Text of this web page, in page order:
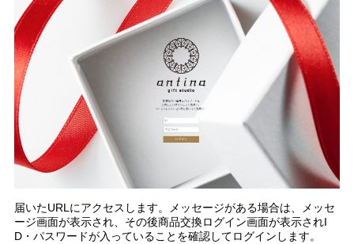
届いたURLにアクセスします。メッセージがある場合は、メッセ
ージ画面が表示され、その後商品交換ログイン画面が表示されI
D・パスワードが入っていることを確認してログインします。